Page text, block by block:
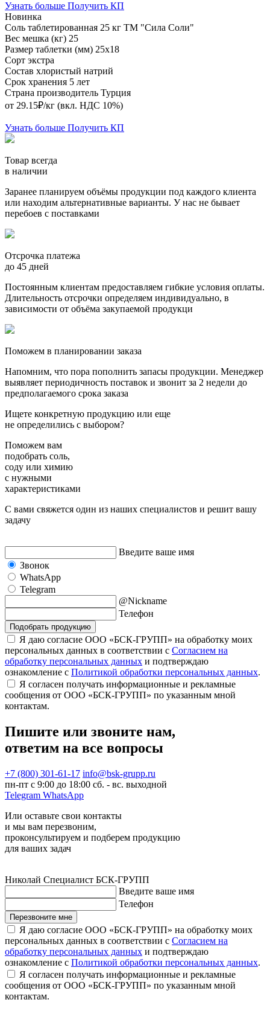
Узнать больше Получить КП
Новинка
Соль таблетированная 25 кг ТМ "Сила Соли"
Вес мешка (кг) 25
Размер таблетки (мм) 25х18
Сорт экстра
Состав хлористый натрий
Срок хранения 5 лет
Страна производитель Турция
от 29.15₽/кг (вкл. НДС 10%)
Узнать больше Получить КП
Товар всегда
в наличии
Заранее планируем объёмы продукции под каждого клиента
или находим альтернативные варианты. У нас не бывает
перебоев с поставками
Отсрочка платежа
до 45 дней
Постоянным клиентам предоставляем гибкие условия оплаты.
Длительность отсрочки определяем индивидуально, в
зависимости от объёма закупаемой продукци
Поможем в планировании заказа
Напомним, что пора пополнить запасы продукции. Менеджер
выявляет периодичность поставок и звонит за 2 недели до
предполагаемого срока заказа
Ищете конкретную продукцию или еще
не определились с выбором?
Поможем вам
подобрать соль,
соду или химию
с нужными
характеристиками
С вами свяжется один из наших специалистов и решит вашу
задачу
Введите ваше имя
Звонок
WhatsApp
Telegram
@Nickname
Телефон
Подобрать продукцию
Я даю согласие ООО «БСК-ГРУПП» на обработку моих
персональных данных в соответствии с Согласием на
обработку персональных данных и подтверждаю
ознакомление с Политикой обработки персональных данных.
Я согласен получать информационные и рекламные
сообщения от ООО «БСК-ГРУПП» по указанным мной
контактам.
Пишите или звоните нам,
ответим на все вопросы
+7 (800) 301-61-17 info@bsk-grupp.ru
пн-пт с 9:00 до 18:00 сб. - вс. выходной
Telegram WhatsApp
Или оставьте свои контакты
и мы вам перезвоним,
проконсультируем и подберем продукцию
для ваших задач
Николай Специалист БСК-ГРУПП
Введите ваше имя
Телефон
Перезвоните мне
Я даю согласие ООО «БСК-ГРУПП» на обработку моих
персональных данных в соответствии с Согласием на
обработку персональных данных и подтверждаю
ознакомление с Политикой обработки персональных данных.
Я согласен получать информационные и рекламные
сообщения от ООО «БСК-ГРУПП» по указанным мной
контактам.